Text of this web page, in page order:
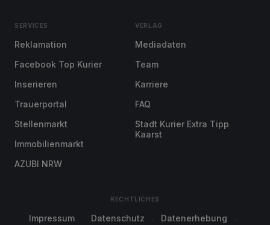
SERVICES
Reklamation
Facebook Top Kurier
Inserieren
Trauerportal
Stellenmarkt
Immobilienmarkt
AZUBI NRW
VERLAG
Mediadaten
Team
Karriere
FAQ
Stadt Kurier Extra Tipp
Kaarst
RECHTLICHES
Impressum Datenschutz Datenerhebung